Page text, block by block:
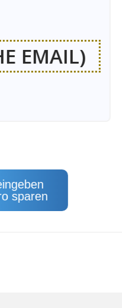
EMAIL)
sparen